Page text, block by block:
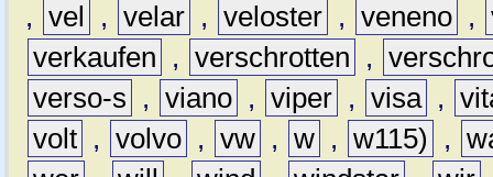
, vel , velar , veloster , veneno ,
verkaufen
, verschrotten ,
verso-s
, viano , viper , visa ,
volt , volvo , vw , w , w115) ,